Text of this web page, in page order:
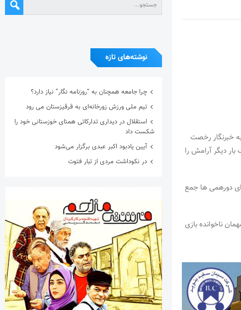
خبرنگار رخصت
دیگر آرامش را
دورهمی ها جمع
ناخوانده بازی
نوشته‌های تازه
چرا جامعه همچنان به “روزنامه نگار” نیاز دارد؟
تیم ملی ورزش زورخانه‌ای به قرقیزستان می رود
استقلال در دیداری تدارکاتی همتای خوزستانی خود را
شکست داد
آیین یادبود اکبر عبدی برگزار می‌شود
در نکوداشت مردی از تبار فتوت